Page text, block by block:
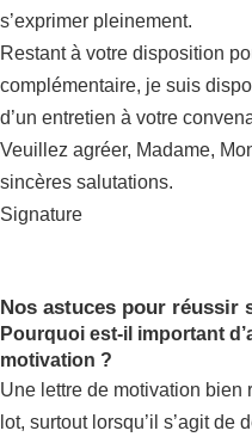
s’exprimer pleinement.
Restant à votre disposition
complémentaire, je suis
d’un entretien à votre
Veuillez agréer, Madame,
sincères salutations.
Signature
Nos astuces pour réussir
Pourquoi est-il important
motivation ?
Une lettre de motivation bien
lot, surtout lorsqu’il s’agit de